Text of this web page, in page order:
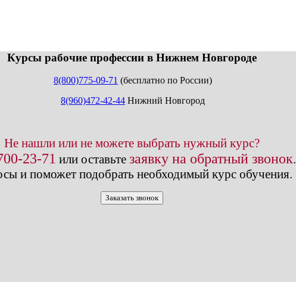
Курсы рабочие профессии в Нижнем Новгороде
8(800)775-09-71 (бесплатно по России)
8(960)472-42-44 Нижний Новгород
Не нашли или не можете выбрать нужный курс?
23-71 или оставьте заявку на обратный звонок.
и поможет подобрать необходимый курс обучения.
Заказать звонок